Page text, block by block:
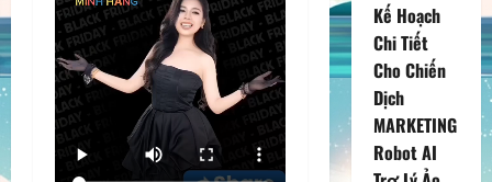
Kế Hoạch
Chi Tiết
Cho Chiến
Dịch
MARKETING
Robot AI